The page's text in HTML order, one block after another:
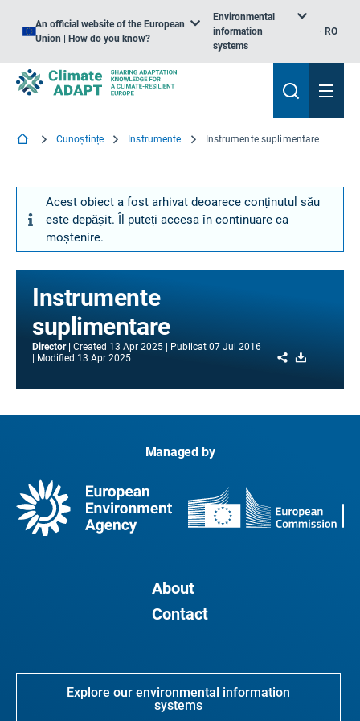
An official website of the European
Union | How do you know?
Environmental
information
systems
RO
Cunoștințe Instrumente Instrumente suplimentare
Acest obiect a fost arhivat deoarece conținutul său
este depășit. Îl puteți accesa în continuare ca
moștenire.
Instrumente
suplimentare
Director Created 13 Apr 2025 Publicat 07 Jul 2016
Modified 13 Apr 2025 Share
Managed by
About
Contact
Explore our environmental information
systems